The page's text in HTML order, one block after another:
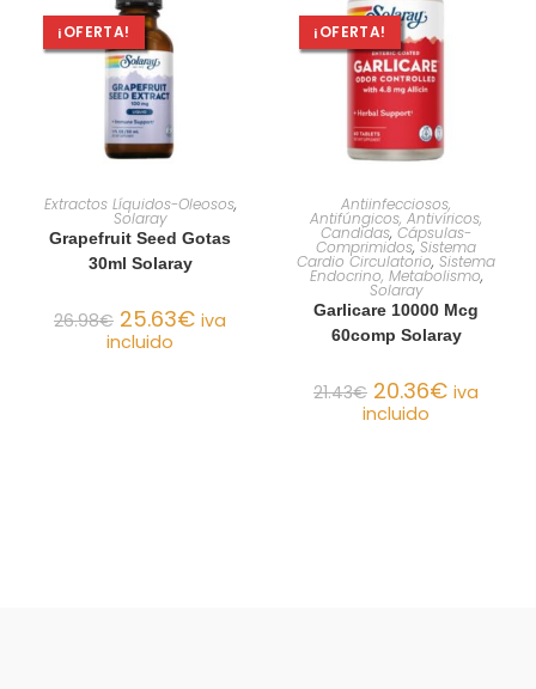
¡OFERTA!
AÑADIR AL CARRITO
Extractos Líquidos-Oleosos,
Solaray
Grapefruit Seed Gotas
30ml Solaray
26.98€ 25.63€ iva
incluido
¡OFERTA!
AÑADIR AL CARRITO
Antiinfecciosos,
Antifúngicos, Antivíricos,
Candidas, Cápsulas-
Comprimidos,Sistema
Cardio Circulatorio, Sistema
Endocrino, Metabolismo,
Solaray
Garlicare 10000 Mcg
60comp Solaray
21.43€ 20.36€ iva
incluido